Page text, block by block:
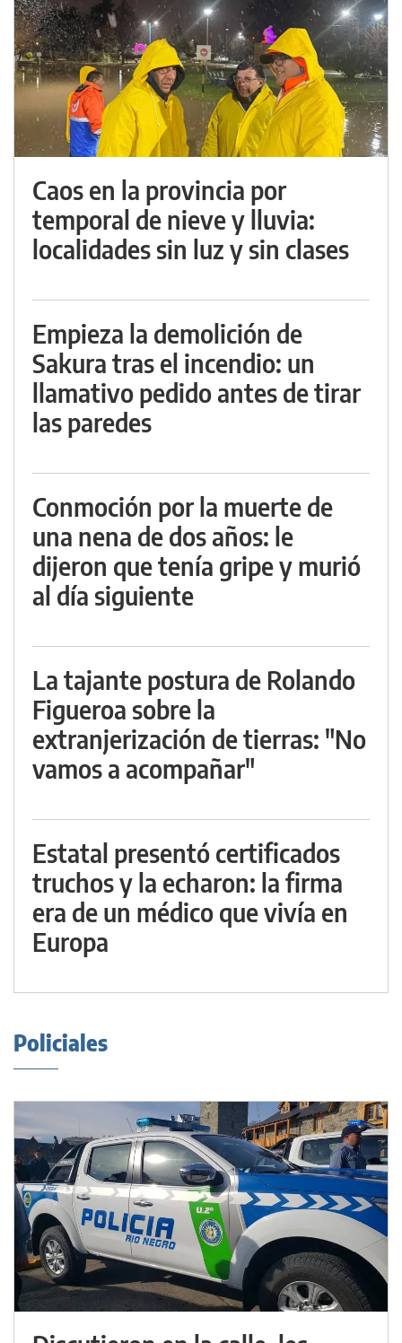
Caos en la provincia por
temporal de nieve y lluvia:
localidades sin luz y sin clases
Empieza la demolición de
Sakura tras el incendio: un
llamativo pedido antes de tirar
las paredes
Conmoción por la muerte de
una nena de dos años: le
dijeron que tenía gripe y murió
al día siguiente
La tajante postura de Rolando
Figueroa sobre la
extranjerización de tierras: "No
vamos a acompañar"
Estatal presentó certificados
truchos y la echaron: la firma
era de un médico que vivía en
Europa
Policiales